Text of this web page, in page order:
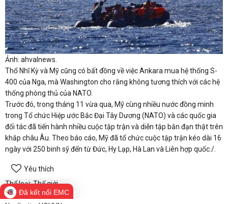
Ảnh: ahvalnews.
Thổ Nhĩ Kỳ và Mỹ cũng có bất đồng về việc Ankara mua hệ thống S-
400 của Nga, mà Washington cho rằng không tương thích với các hệ
thống phòng thủ của NATO.
Trước đó, trong tháng 11 vừa qua, Mỹ cùng nhiều nước đồng minh
trong Tổ chức Hiệp ước Bắc Đại Tây Dương (NATO) và các quốc gia
đối tác đã tiến hành nhiều cuộc tập trận và diễn tập bắn đạn thật trên
khắp châu Âu. Theo báo cáo, Mỹ đã tổ chức cuộc tập trận kéo dài 16
ngày với 250 binh sỹ đến từ Đức, Hy Lạp, Hà Lan và Liên hợp quốc./.
Yêu thích
Thể loại: Thế giới
Tác giả:Đã kết nối EMC